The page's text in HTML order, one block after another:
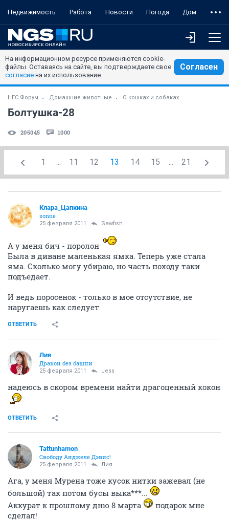
Недвижимость Работа Новости Погода Дом
На информационном ресурсе применяются cookie-
файлы. Оставаясь на сайте, вы подтверждаете свое
согласие на их использование.
Согласен
НГС.Форум Домашние животные О кошках и собаках
Болтушка-28
205045 1000
1 ... 11 12 13 14 15 ... 21
Клара_Цапкина
sonne
25 февраля 2011 Sawfish
А у меня бич - поролон
Была в диване маленькая ямка. Теперь уже стала
яма. Сколько могу убираю, но часть походу таки
подъедает.
И ведь поросенок - только в мое отсутствие, не
наругаешь как следует
ОТВЕТИТЬ
Лия
Дракон без башни
25 февраля 2011 Jess
надеюсь в скором времени найти драгоценный кокон
ОТВЕТИТЬ
Tattunhamon
Свободу Анджеле Дэвис!
25 февраля 2011 Лия
Ага, у меня Мурена тоже кусок нитки зажевал (не
большой) так потом бусы выка***...
Аккурат к прошлому дню 8 марта
подарок мне
сделал!